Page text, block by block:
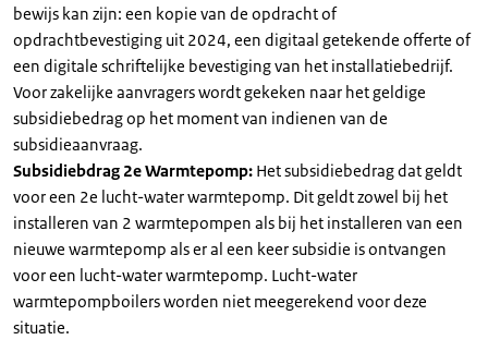
bewijs kan zijn: een kopie van de opdracht of
opdrachtbevestiging uit 2024, een digitaal getekende offerte of
een digitale schriftelijke bevestiging van het installatiebedrijf.
Voor zakelijke aanvragers wordt gekeken naar het geldige
subsidiebedrag op het moment van indienen van de
subsidieaanvraag.
Subsidiebdrag 2e Warmtepomp: Het subsidiebedrag dat geldt
voor een 2e lucht-water warmtepomp. Dit geldt zowel bij het
installeren van 2 warmtepompen als bij het installeren van een
nieuwe warmtepomp als er al een keer subsidie is ontvangen
voor een lucht-water warmtepomp. Lucht-water
warmtepompboilers worden niet meegerekend voor deze
situatie.